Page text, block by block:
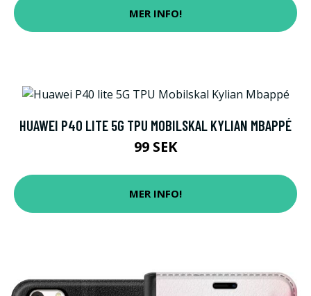
MER INFO!
HUAWEI P40 LITE 5G TPU MOBILSKAL KYLIAN MBAPPÉ
99 SEK
MER INFO!